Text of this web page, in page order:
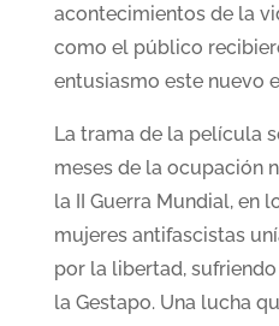
acontecimientos de la
como el público
entusiasmo este nuevo
La trama de la película
meses de la ocupación
la II Guerra Mundial, en
mujeres antifascistas
por la libertad,
la Gestapo. Una lucha